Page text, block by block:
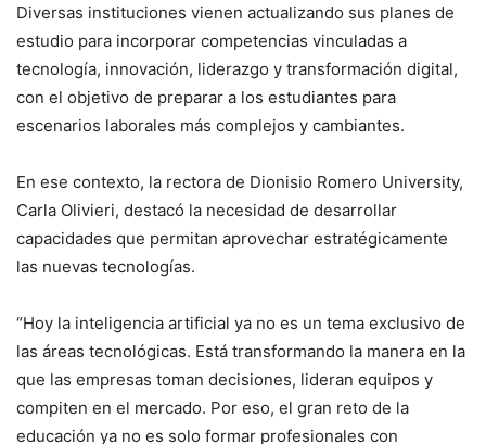
Diversas instituciones vienen actualizando sus planes de
estudio para incorporar competencias vinculadas a
tecnología, innovación, liderazgo y transformación digital,
con el objetivo de preparar a los estudiantes para
escenarios laborales más complejos y cambiantes.
En ese contexto, la rectora de Dionisio Romero University,
Carla Olivieri, destacó la necesidad de desarrollar
capacidades que permitan aprovechar estratégicamente
las nuevas tecnologías.
“Hoy la inteligencia artificial ya no es un tema exclusivo de
las áreas tecnológicas. Está transformando la manera en la
que las empresas toman decisiones, lideran equipos y
compiten en el mercado. Por eso, el gran reto de la
educación ya no es solo formar profesionales con